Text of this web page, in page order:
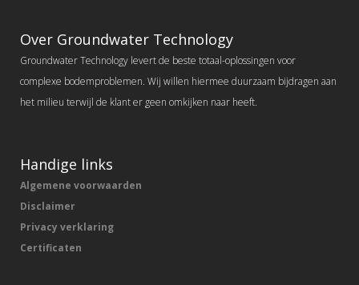
Over Groundwater Technology
Groundwater Technology levert de beste totaal-oplossingen voor
complexe bodemproblemen. Wij willen hiermee duurzaam bijdragen aan
het milieu terwijl de klant er geen omkijken naar heeft.
Handige links
Algemene voorwaarden
Disclaimer
Privacy verklaring
Certificaten